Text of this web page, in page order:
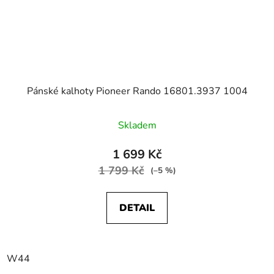
Pánské kalhoty Pioneer Rando 16801.3937 1004
Skladem
1 699 Kč
1 799 Kč (–5 %)
DETAIL
W44